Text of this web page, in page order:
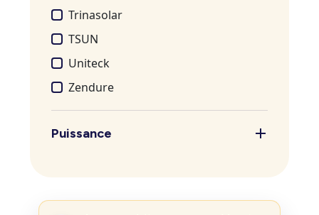
Trinasolar
TSUN
Uniteck
Zendure
Puissance